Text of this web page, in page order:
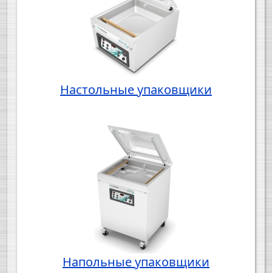
Настольные упаковщики
Напольные упаковщики